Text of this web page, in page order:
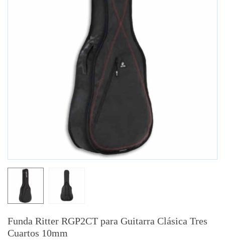
Funda Ritter RGP2CT para Guitarra Clásica Tres
Cuartos 10mm